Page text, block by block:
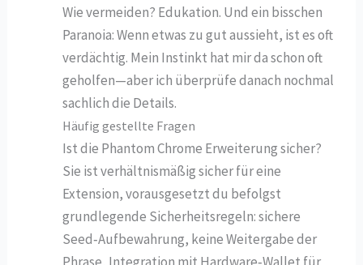
Wie vermeiden? Edukation. Und ein bisschen
Paranoia: Wenn etwas zu gut aussieht, ist es oft
verdächtig. Mein Instinkt hat mir da schon oft
geholfen—aber ich überprüfe danach nochmal
sachlich die Details.
Häufig gestellte Fragen
Ist die Phantom Chrome Erweiterung sicher?
Sie ist verhältnismäßig sicher für eine
Extension, vorausgesetzt du befolgst
grundlegende Sicherheitsregeln: sichere
Seed‑Aufbewahrung, keine Weitergabe der